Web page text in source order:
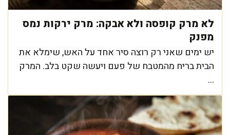
לא מרק קופסה ולא אבקה: מרק ירקות נמס
מפנק
יש ימים שאני רק רוצה סיר אחד על האש, שימלא את
הבית בריח מהמטבח של פעם ויעשה שקט בלב. המרק
...